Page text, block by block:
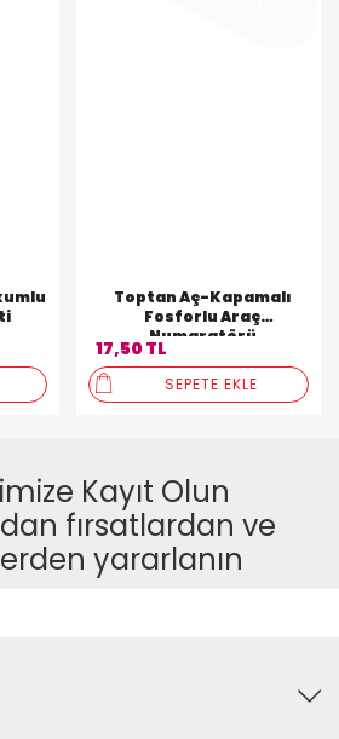
Toptan Aç-Kapamalı
Fosforlu Araç
Numaratörü
17,50 TL
SEPETE EKLE
Kayıt Olun
fırsatlardan ve
yararlanın